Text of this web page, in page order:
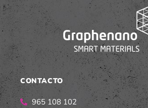
CONTACTO
965 108 102